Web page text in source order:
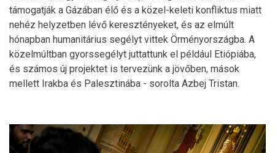
támogatják a Gázában élő és a közel-keleti konfliktus miatt
nehéz helyzetben lévő keresztényeket, és az elmúlt
hónapban humanitárius segélyt vittek Örményországba. A
közelmúltban gyorssegélyt juttattunk el például Etiópiába,
és számos új projektet is tervezünk a jövőben, mások
mellett Irakba és Palesztinába - sorolta Azbej Tristan.